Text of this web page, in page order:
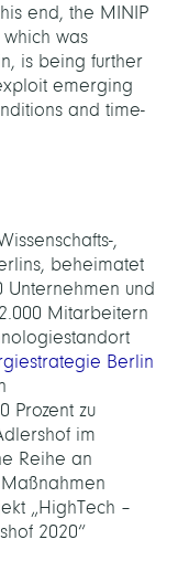
end, the MINIP
which was
is being further
emerging
and time-
,
beheimatet
Unternehmen und
Mitarbeitern
Berlin
Prozent zu
im
Reihe an
„HighTech –
2020“